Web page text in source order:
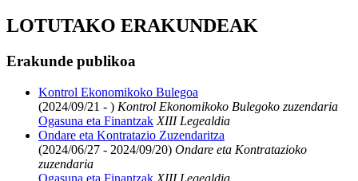
LOTUTAKO ERAKUNDEAK
Erakunde publikoa
Kontrol Ekonomikoko Bulegoa
(2024/09/21 - ) Kontrol Ekonomikoko Bulegoko zuzendaria
Ogasuna eta Finantzak XIII Legealdia
Ondare eta Kontratazio Zuzendaritza
(2024/06/27 - 2024/09/20) Ondare eta Kontratazioko
zuzendaria
Ogasuna eta Finantzak XIII Legealdia